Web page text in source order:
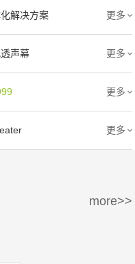
解决方案
品
品
品
更多
声幕
幕布
更多
万
更多
更多
more>>